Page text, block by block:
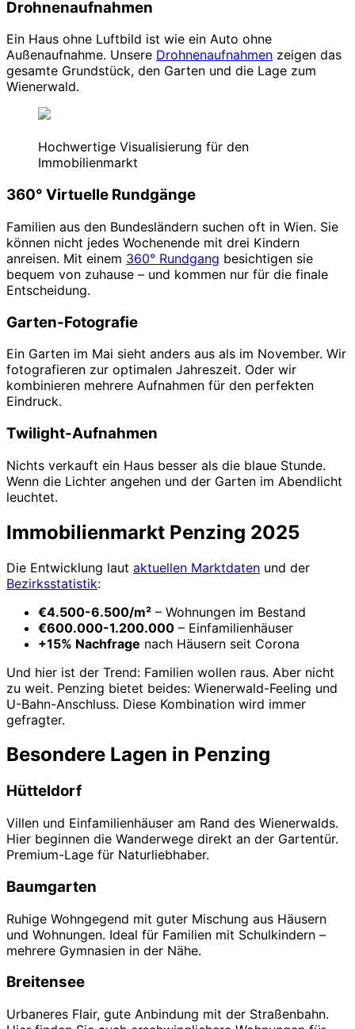
Drohnenaufnahmen
Ein Haus ohne Luftbild ist wie ein Auto ohne
Außenaufnahme. Unsere Drohnenaufnahmen zeigen das
gesamte Grundstück, den Garten und die Lage zum
Wienerwald.
Hochwertige Visualisierung für den
Immobilienmarkt
360° Virtuelle Rundgänge
Familien aus den Bundesländern suchen oft in Wien. Sie
können nicht jedes Wochenende mit drei Kindern
anreisen. Mit einem 360° Rundgang besichtigen sie
bequem von zuhause – und kommen nur für die finale
Entscheidung.
Garten-Fotografie
Ein Garten im Mai sieht anders aus als im November. Wir
fotografieren zur optimalen Jahreszeit. Oder wir
kombinieren mehrere Aufnahmen für den perfekten
Eindruck.
Twilight-Aufnahmen
Nichts verkauft ein Haus besser als die blaue Stunde.
Wenn die Lichter angehen und der Garten im Abendlicht
leuchtet.
Immobilienmarkt Penzing 2025
Die Entwicklung laut aktuellen Marktdaten und der
Bezirksstatistik:
€4.500-6.500/m² – Wohnungen im Bestand
€600.000-1.200.000 – Einfamilienhäuser
+15% Nachfrage nach Häusern seit Corona
Und hier ist der Trend: Familien wollen raus. Aber nicht
zu weit. Penzing bietet beides: Wienerwald-Feeling und
U-Bahn-Anschluss. Diese Kombination wird immer
gefragter.
Besondere Lagen in Penzing
Hütteldorf
Villen und Einfamilienhäuser am Rand des Wienerwalds.
Hier beginnen die Wanderwege direkt an der Gartentür.
Premium-Lage für Naturliebhaber.
Baumgarten
Ruhige Wohngegend mit guter Mischung aus Häusern
und Wohnungen. Ideal für Familien mit Schulkindern –
mehrere Gymnasien in der Nähe.
Breitensee
Urbaneres Flair, gute Anbindung mit der Straßenbahn.